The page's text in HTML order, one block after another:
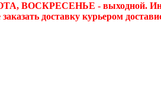
ВОСКРЕСЕНЬЕ - выходной.
доставку курьером